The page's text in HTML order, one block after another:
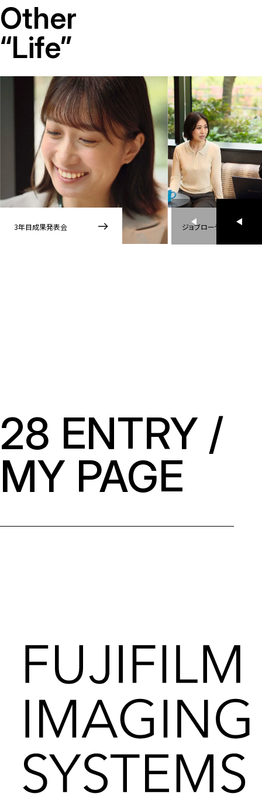
Other
“Life”
3年目成果発表会 ジョブローテーション
28 ENTRY /
MY PAGE